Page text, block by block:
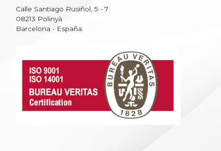
Calle Santiago Rusiñol, 5 - 7
08213 Polinyà
Barcelona - España.